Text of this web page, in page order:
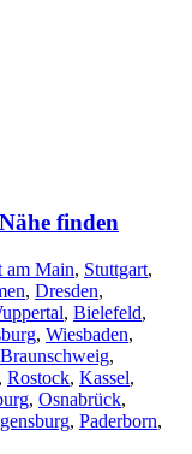
finden
am Main, Stuttgart,
, Dresden,
, Bielefeld,
, Wiesbaden,
Braunschweig,
, Rostock, Kassel,
, Osnabrück,
, Paderborn,